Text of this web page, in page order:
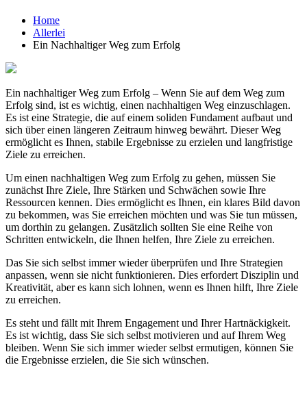
Home
Allerlei
Ein Nachhaltiger Weg zum Erfolg
Ein nachhaltiger Weg zum Erfolg – Wenn Sie auf dem Weg zum
Erfolg sind, ist es wichtig, einen nachhaltigen Weg einzuschlagen.
Es ist eine Strategie, die auf einem soliden Fundament aufbaut und
sich über einen längeren Zeitraum hinweg bewährt. Dieser Weg
ermöglicht es Ihnen, stabile Ergebnisse zu erzielen und langfristige
Ziele zu erreichen.
Um einen nachhaltigen Weg zum Erfolg zu gehen, müssen Sie
zunächst Ihre Ziele, Ihre Stärken und Schwächen sowie Ihre
Ressourcen kennen. Dies ermöglicht es Ihnen, ein klares Bild davon
zu bekommen, was Sie erreichen möchten und was Sie tun müssen,
um dorthin zu gelangen. Zusätzlich sollten Sie eine Reihe von
Schritten entwickeln, die Ihnen helfen, Ihre Ziele zu erreichen.
Das Sie sich selbst immer wieder überprüfen und Ihre Strategien
anpassen, wenn sie nicht funktionieren. Dies erfordert Disziplin und
Kreativität, aber es kann sich lohnen, wenn es Ihnen hilft, Ihre Ziele
zu erreichen.
Es steht und fällt mit Ihrem Engagement und Ihrer Hartnäckigkeit.
Es ist wichtig, dass Sie sich selbst motivieren und auf Ihrem Weg
bleiben. Wenn Sie sich immer wieder selbst ermutigen, können Sie
die Ergebnisse erzielen, die Sie sich wünschen.